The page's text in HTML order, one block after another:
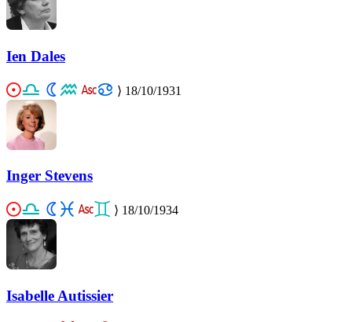
Ien Dales
⟩ 18/10/1931
Inger Stevens
⟩ 18/10/1934
Isabelle Autissier